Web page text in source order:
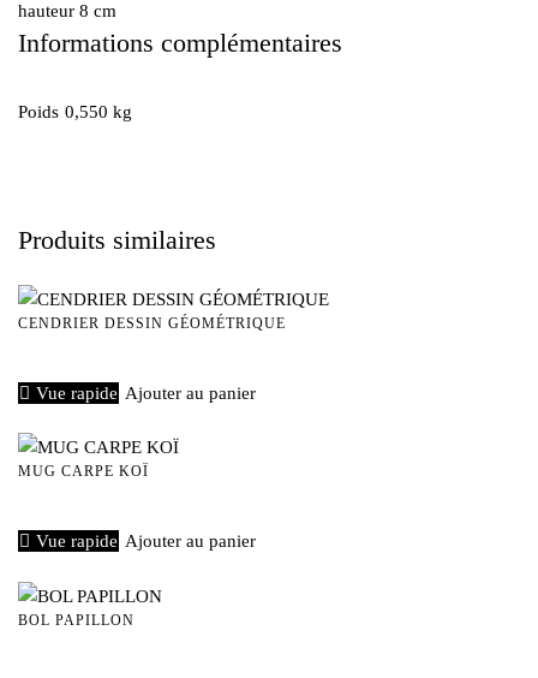
hauteur 8 cm
Informations complémentaires
Poids 0,550 kg
Produits similaires
CENDRIER DESSIN GÉOMÉTRIQUE
Vue rapide Ajouter au panier
MUG CARPE KOÏ
Vue rapide Ajouter au panier
BOL PAPILLON